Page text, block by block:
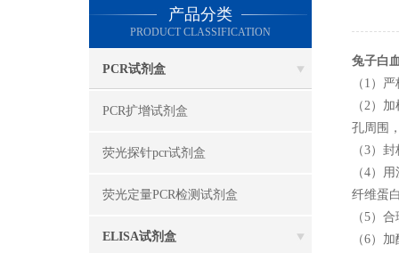
产品分类
PRODUCT CLASSIFICATION
PCR试剂盒
PCR扩增试剂盒
荧光探针pcr试剂盒
荧光定量PCR检测试剂盒
ELISA试剂盒
兔子白
（1）
（2）
孔周围
（3）
（4）
纤维蛋
（5）
（6）